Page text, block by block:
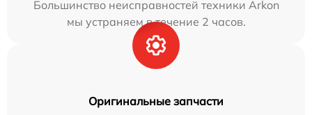
Большинство неисправностей техники Arkon
мы устраняем в течение 2 часов.
Оригинальные запчасти